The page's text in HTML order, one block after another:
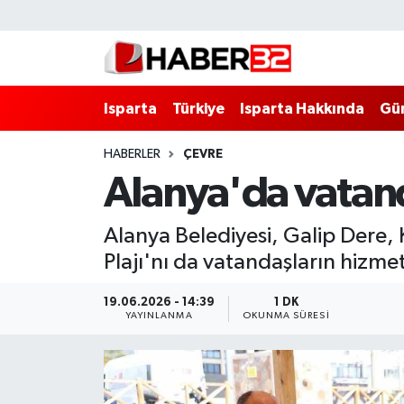
Isparta Türkiye Isparta Hakkında
HABERLER ÇEVRE
Alanya'da
Alanya Belediyesi, Galip Dere,
Plajı'nı da vatandaşların
19.06.2026 - 14:39
YAYINLANMA
1 DK
OKUNMA SÜRESI
Isparta Hakkında
Esnaf Diyor ki;
BİLİM VE TEKNOLOJİ
EĞİTİM
Isparta Nöbetçi Eczaneler
Isparta Hava Durumu
Isparta Trafik Yoğunluk Haritası
Süper Lig Puan Durumu ve Fikstür
Tüm Manşetler
Son Dakika Haberleri